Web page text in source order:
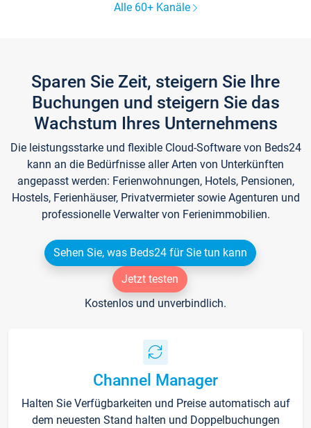
Alle 60+ Kanäle
Sparen Sie Zeit, steigern Sie Ihre
Buchungen und steigern Sie das
Wachstum Ihres Unternehmens
Die leistungsstarke und flexible Cloud-Software von Beds24
kann an die Bedürfnisse aller Arten von Unterkünften
angepasst werden: Ferienwohnungen, Hotels, Pensionen,
Hostels, Ferienhäuser, Privatvermieter sowie Agenturen und
professionelle Verwalter von Ferienimmobilien.
Sehen Sie, was Beds24 für Sie tun kann
Jetzt testen
Kostenlos und unverbindlich.
Channel Manager
Halten Sie Verfügbarkeiten und Preise automatisch auf
dem neuesten Stand halten und Doppelbuchungen